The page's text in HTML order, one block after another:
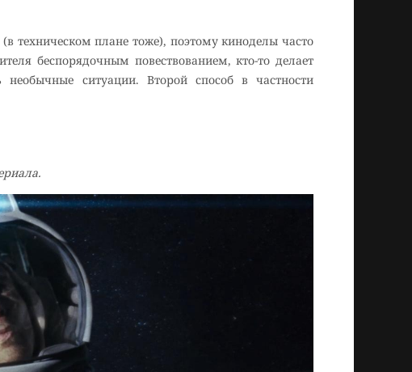
техническом плане тоже), поэтому киноделы часто
беспорядочным повествованием, кто-то делает
ситуации. Второй способ в частности